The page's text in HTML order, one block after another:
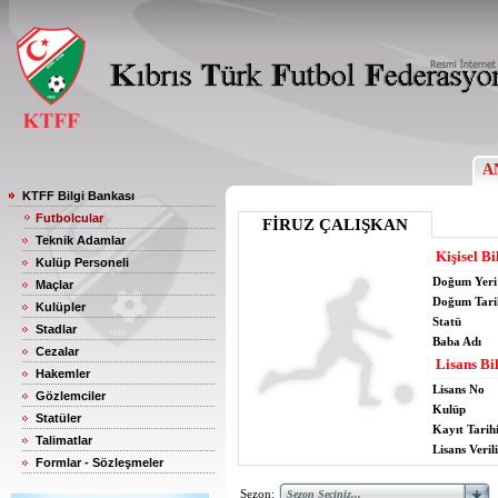
KTFF Bilgi Bankası
Futbolcular
Teknik Adamlar
Kulüp Personeli
Maçlar
Kulüpler
Stadlar
Cezalar
Hakemler
Gözlemciler
Statüler
Talimatlar
Formlar - Sözleşmeler
FİRUZ ÇALIŞKAN
Kişisel
Doğum Yeri
Doğum
Statü
Baba Adı
Lisans
Lisans No
Kulüp
Kayıt Tarihi
Lisans
Sezon: